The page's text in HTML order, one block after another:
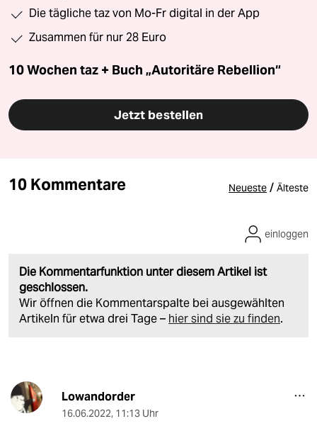
Die tägliche taz von Mo-Fr digital in der App
Zusammen für nur 28 Euro
10 Wochen taz + Buch „Autoritäre Rebellion“
Jetzt bestellen
10 Kommentare Neueste / Älteste
Die Kommentarfunktion unter diesem Artikel ist
geschlossen.
Wir öffnen die Kommentarspalte bei ausgewählten
Artikeln für etwa drei Tage – hier sind sie zu finden.
einloggen
Lowandorder
16.06.2022, 11:13 Uhr